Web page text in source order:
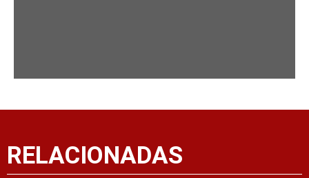
RELACIONADAS